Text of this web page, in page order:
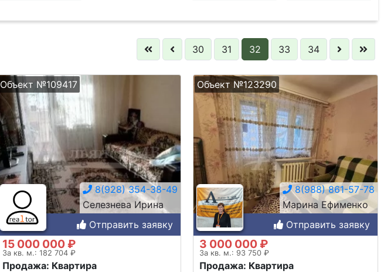
30 31 32 33 34
Объект №109417
8(928) 354-38-49
Селезнева Ирина
Отправить заявку
15 000 000 ₽
За кв. м.: 182 704 ₽
Продажа: Квартира
Объект №123290
8(988) 861-57-78
Марина Ефименко
Отправить заявку
3 000 000 ₽
За кв. м.: 93 750 ₽
Продажа: Квартира